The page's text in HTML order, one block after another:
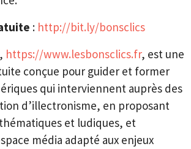
: http://bit.ly/bonsclics
https://www.lesbonsclics.fr, est une
conçue pour guider et former
qui interviennent auprès des
d’illectronisme, en proposant
et ludiques, et
média adapté aux enjeux